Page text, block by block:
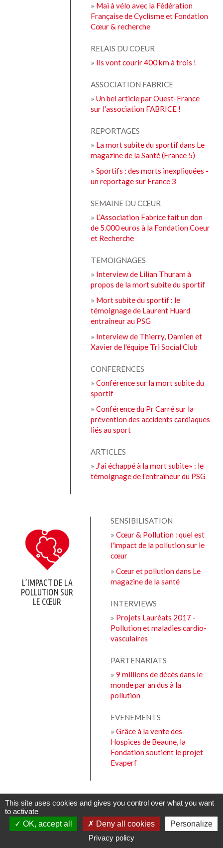
» Mai à vélo avec la Fédération
Française de Cyclisme et Fondation
Cœur & recherche
RELAIS DU COEUR
» Ils vont courir 400 km à trois !
ASSOCIATION FABRICE
» Un bel article par Ouest-France
sur l'association FABRICE !
REPORTAGES
» La mort subite du sportif dans Le
magazine de la Santé (France 5)
» Sportifs : des morts inexpliquées -
un reportage sur France 3
SEMAINE DU CŒUR
» L’Association Fabrice fait un don
de 5.000 euros à la Fondation Coeur
et Recherche
TEMOIGNAGES
» Interview de Lilian Thuram à
propos de la mort subite du sportif
» Mort subite du sportif : le
témoignage de Laurent Huard
entraîneur au PSG
» Interview de Thierry, Damien et
Xavier de l'équipe Tri Social Club
CONFERENCES
» Conférence sur la mort subite du
sportif
» Conférence du Pr Carré sur la
prévention des accidents cardiaques
liés au sport
ARTICLES
» J’ai échappé à la mort subite» : le
témoignage de l'entraîneur du PSG
L’IMPACT DE LA
POLLUTION SUR
LE CŒUR
SENSIBILISATION
» Cœur & Pollution : quel est
l'impact de la pollution sur le
cœur
» Cœur et pollution dans Le
magazine de la santé
INTERVIEWS
» Projets Lauréats 2017 -
Pollution et maladies cardio-
vasculaires
PARTENARIATS
» 9 millions de décès dans le
monde par an dus à la
pollution
EVENEMENTS
» Grâce à la vente des
Hospices de Beaune, la
Fondation soutient le projet
Evaperf
ARTICLES
Le marathon d'Arnaud Fay avril 2022
- Revue de presse
This site uses cookies and gives you control over what you want
to activate
OK, accept all
Deny all cookies
Personalize
Privacy policy